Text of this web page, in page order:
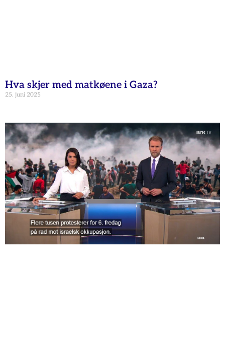
Hva skjer med matkøene i Gaza?
25. juni 2025